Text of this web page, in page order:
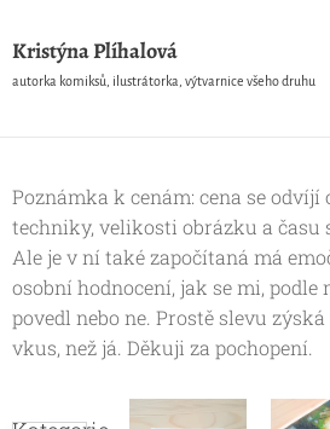
Kristýna Plíhalová
autorka komiksů, ilustrátorka, výtvarnice všeho druhu
Poznámka k cenám: cena se
techniky, velikosti obrázku a času
Ale je v ní také započítaná má
osobní hodnocení, jak se mi, podle
povedl nebo ne. Prostě slevu
vkus, než já. Děkuji za pochopení.